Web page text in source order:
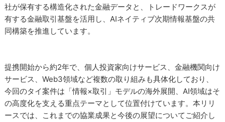
社が保有する構造化された金融データと、トレードワークスが
有する金融取引基盤を活用し、AIネイティブ次期情報基盤の共
同構築を推進しています。
提携開始から約2年で、個人投資家向けサービス、金融機関向け
サービス、Web3領域など複数の取り組みも具体化しており、
今回のタイ案件は「情報×取引」モデルの海外展開、AI領域はそ
の高度化を支える重点テーマとして位置付けています。本リリ
ースでは、これまでの協業成果と今後の展望についてご紹介し